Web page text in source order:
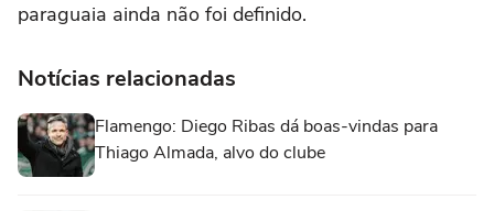
paraguaia ainda não foi definido.
Notícias relacionadas
Flamengo: Diego Ribas dá boas-vindas para
Thiago Almada, alvo do clube